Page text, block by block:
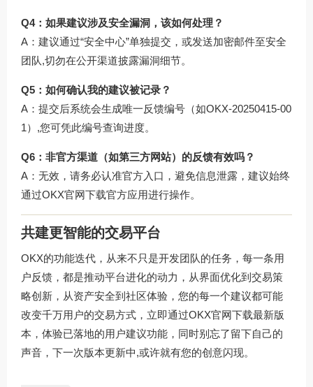
Q4：如果建议涉及安全漏洞，该如何处理？
A：建议通过“安全中心”单独提交，或发送加密邮件至安全
团队,切勿在公开渠道披露漏洞细节。
Q5：如何确认我的建议被记录？
A：提交后系统会生成唯一反馈编号（如OKX-20250415-00
1）,您可凭此编号查询进度。
Q6：非官方渠道（如第三方网站）的反馈有效吗？
A：无效，请务必认准官方入口，避免信息泄露，建议始终
通过OKX官网下载官方应用进行操作。
共建更智能的交易平台
OKX的功能迭代，从来不只是开发团队的任务，每一条用
户反馈，都是推动平台进化的动力，从界面优化到交易策
略创新，从资产安全到社区体验，您的每一个建议都可能
改变千万用户的交易方式，立即通过OKX官网下载最新版
本，体验已落地的用户建议功能，同时别忘了留下自己的
声音，下一次版本更新中,或许就有您的创意闪现。